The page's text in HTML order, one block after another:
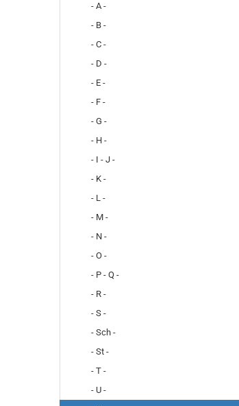
- A -
- B -
- C -
- D -
- E -
- F -
- G -
- H -
- I - J -
- K -
- L -
- M -
- N -
- O -
- P - Q -
- R -
- S -
- Sch -
- St -
- T -
- U -